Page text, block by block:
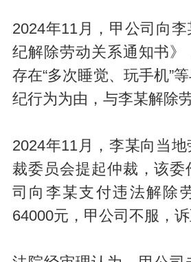
2024年11月，甲公司向
纪解除劳动关系通知书》
存在“多次睡觉、玩手机”
纪行为为由，与李某解除
2024年11月，李某向当
裁委员会提起仲裁，该委
司向李某支付违法解除
64000元，甲公司不服，诉